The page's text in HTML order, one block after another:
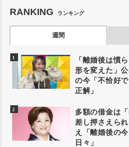
RANKING ランキング
週間
「離婚後は慣
形を変えた」
の今「不恰好
正解」
多額の借金は
差し押さえら
え「離婚後の
日々」